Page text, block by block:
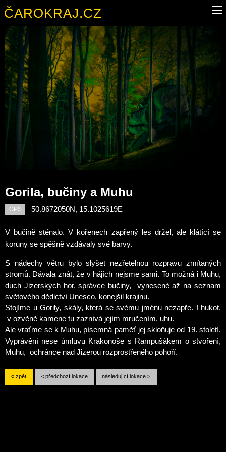
ČAROKRAJ.CZ
Gorila, bučiny a Muhu
GPS 50.8672050N, 15.1025619E
V bučině sténalo. V kořenech zapřený les držel, ale klátící se
koruny se spěšně vzdávaly své barvy.
S nádechy větru bylo slyšet nezřetelnou rozpravu zmítaných
stromů. Dávala znát, že v hájích nejsme sami. To možná i Muhu,
duch Jizerských hor, správce bučiny, vynesené až na seznam
světového dědictví Unesco, konejšil krajinu.
Stojíme u Gorily, skály, která se svému jménu nezapře. I hukot,
v ozvěně kamene tu zaznívá jejím mručením, uhu.
Ale vraťme se k Muhu, písemná paměť jej skloňuje od 19. století.
Vyprávění nese úmluvu Krakonoše s Rampušákem o stvoření,
Muhu, ochránce nad Jizerou rozprostřeného pohoří.
« zpět < předchozí lokace následující lokace >